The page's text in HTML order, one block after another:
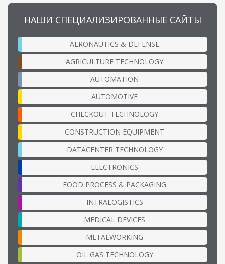
НАШИ СПЕЦИАЛИЗИРОВАННЫЕ САЙТЫ
AERONAUTICS & DEFENSE
AGRICULTURE TECHNOLOGY
AUTOMATION
AUTOMOTIVE
CHECKOUT TECHNOLOGY
CONSTRUCTION EQUIPMENT
DATACENTER TECHNOLOGY
ELECTRONICS
FOOD PROCESS & PACKAGING
INTRALOGISTICS
MEDICAL DEVICES
METALWORKING
OIL GAS TECHNOLOGY